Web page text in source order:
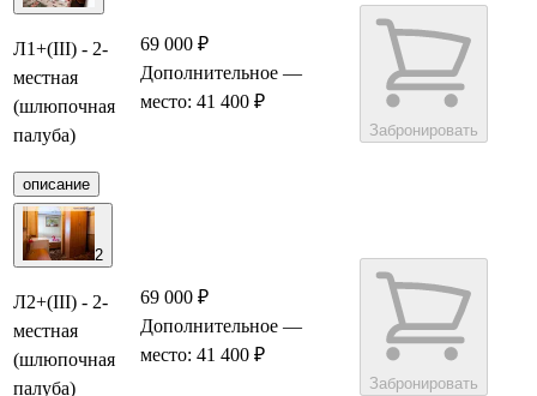
Л1+(III) - 2-
местная
(шлюпочная
палуба)
описание
69 000 ₽
Дополнительное
место: 41 400 ₽
—
Забронировать
2
Л2+(III) - 2-
местная
(шлюпочная
палуба)
69 000 ₽
Дополнительное
место: 41 400 ₽
—
Забронировать